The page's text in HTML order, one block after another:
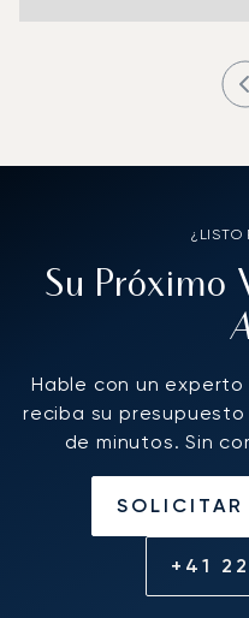
¿LISTO
Su Próximo
Hable con un
reciba su
de minutos. Sin
SOLICITAR
+41